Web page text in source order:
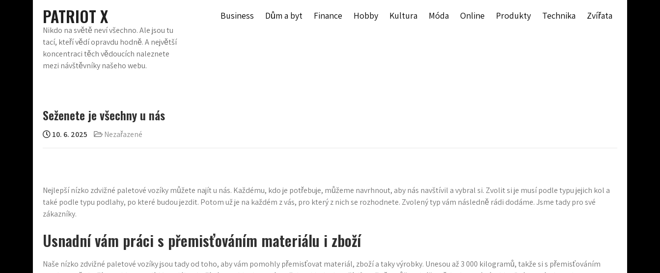
PATRIOT X
Nikdo na světě neví všechno. Ale jsou tu
tací, kteří vědí opravdu hodně. A největší
koncentraci těch vědoucích naleznete
mezi návštěvníky našeho webu.
Business Dům a byt Finance Hobby Kultura Móda Online Produkty Technika Zvířata
Seženete je všechny u nás
10. 6. 2025 Nezařazené
Nejlepší nízko zdvižné paletové vozíkymůžete najít u nás. Každému, kdo je potřebuje, můžeme navrhnout, aby nás navštívil a vybral si. Zvolit si je musí podle typu jejich kol a
také podle typu podlahy, po které budou jezdit. Potom už je na každém z vás, pro který z nich se rozhodnete. Zvolený typ vám následně rádi dodáme. Jsme tady pro své
zákazníky.
Usnadní vám práci s přemisťováním materiálu i zboží
Naše nízko zdvižné paletové vozíky jsou tady od toho, aby vám pomohly přemisťovat materiál, zboží a taky výrobky. Unesou až 3 000 kilogramů, takže si s přemisťováním